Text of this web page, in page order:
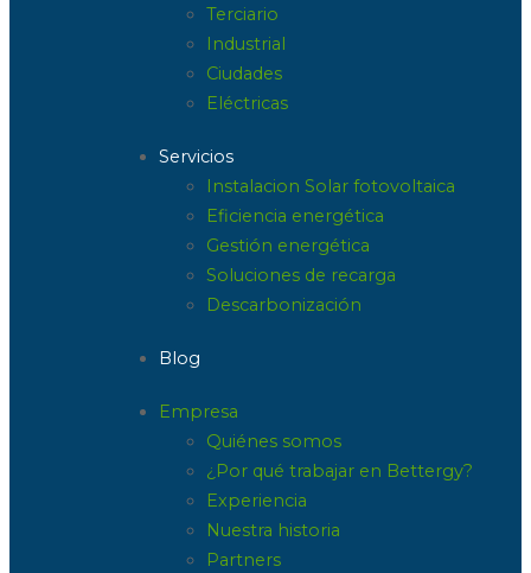
Terciario
Industrial
Ciudades
Eléctricas
Servicios
Instalacion Solar fotovoltaica
Eficiencia energética
Gestión energética
Soluciones de recarga
Descarbonización
Blog
Empresa
Quiénes somos
¿Por qué trabajar en Bettergy?
Experiencia
Nuestra historia
Partners